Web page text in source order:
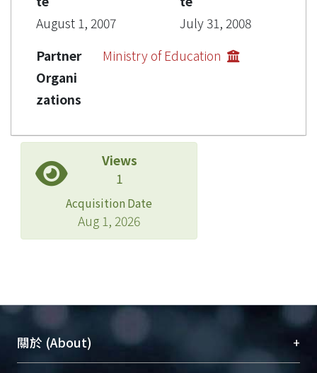
August 1, 2007
July 31, 2008
Partner
Organi
zations
Ministry of Education
Views
1
Acquisition Date
Aug 1, 2026
關於 (About) +